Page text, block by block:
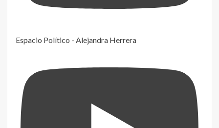
Espacio Político - Alejandra Herrera